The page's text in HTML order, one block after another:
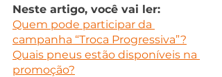
Neste artigo, você vai ler:
Quem pode participar da
campanha “Troca Progressiva”?
Quais pneus estão disponíveis na
promoção?